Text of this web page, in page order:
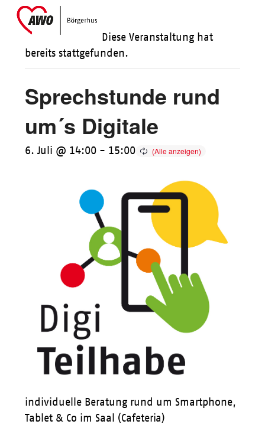
SkipOpen
mobile
Close
mobile
Diese Veranstaltung hat
bereits stattgefunden.
Sprechstunde rund
um´s Digitale
6. Juli @ 14:00 - 15:00
individuelle Beratung rund um Smartphone,
Tablet & Co im Saal (Cafeteria)